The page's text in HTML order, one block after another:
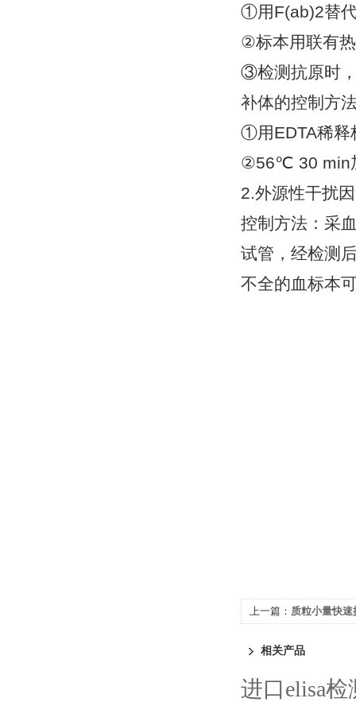
①用F(ab)2替
②标本用联有
③检测抗原时
补体的控制方
①用EDTA稀释
②56℃ 30 min
2.外源性干扰
控制方法：采
试管，经检测
不全的血标本
上一篇： 质粒小量快速
相关产品
进口elisa